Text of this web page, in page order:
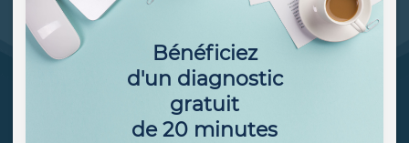
Bénéficiez
d'un diagnostic
gratuit
de 20 minutes